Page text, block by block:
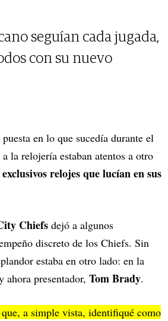
seguían cada jugada,
con su nuevo
en lo que sucedía durante el
la relojería estaban atentos a otro
relojes que lucían en sus
Chiefs dejó a algunos
discreto de los Chiefs. Sin
estaba en otro lado: en la
presentador, Tom Brady.
a simple vista, identifiqué como